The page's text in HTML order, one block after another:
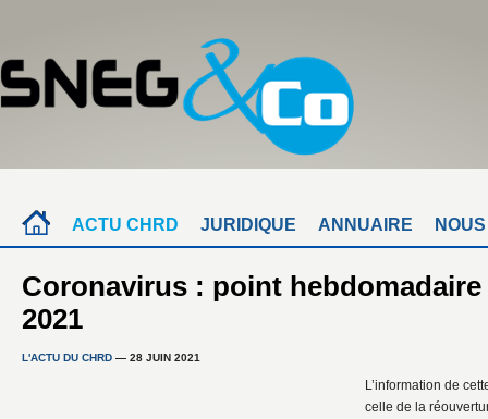
ACTU CHRD JURIDIQUE ANNUAIRE
Coronavirus : point
2021
L'ACTU DU CHRD — 28 JUIN 2021
L’information de
celle de la